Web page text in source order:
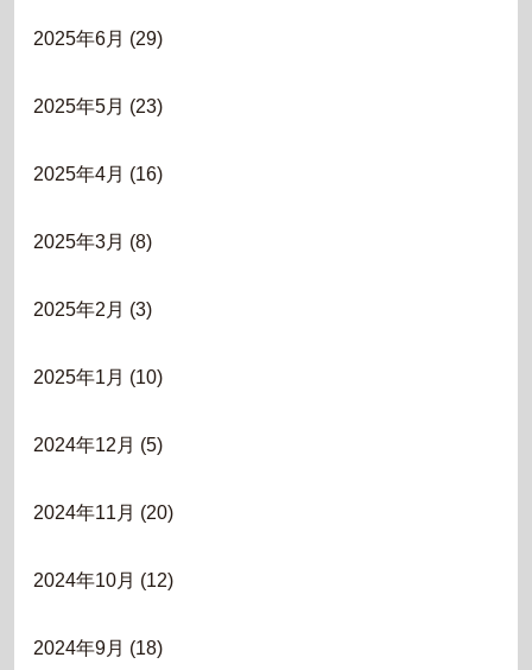
2025年6月 (29)
2025年5月 (23)
2025年4月 (16)
2025年3月 (8)
2025年2月 (3)
2025年1月 (10)
2024年12月 (5)
2024年11月 (20)
2024年10月 (12)
2024年9月 (18)